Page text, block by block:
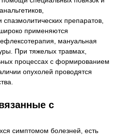
препаратов,
применяются
мануальная
При тяжелых травмах,
процессах с формированием
опухолей проводятся
с
симптомом болезней, есть